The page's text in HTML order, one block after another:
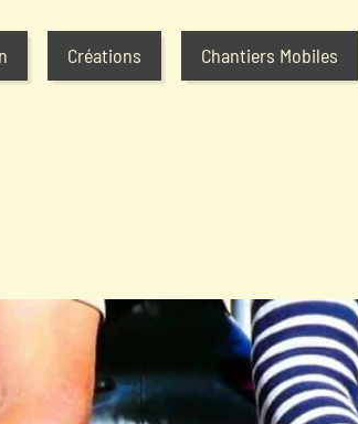
Créations Chantiers Mobiles